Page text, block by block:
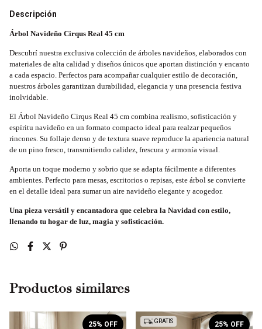
Descripción
Árbol Navideño Cirqus Real 45 cm
Descubrí nuestra exclusiva colección de árboles navideños, elaborados con
materiales de alta calidad y diseños únicos que aportan distinción y encanto
a cada espacio. Perfectos para acompañar cualquier estilo de decoración,
nuestros árboles garantizan durabilidad, elegancia y una presencia festiva
inolvidable.
El Árbol Navideño Cirqus Real 45 cm combina realismo, sofisticación y
espíritu navideño en un formato compacto ideal para realzar pequeños
rincones. Su follaje denso y de textura suave reproduce la apariencia natural
de un pino fresco, transmitiendo calidez, frescura y armonía visual.
Aporta un toque moderno y sobrio que se adapta fácilmente a diferentes
ambientes. Perfecto para mesas, escritorios o repisas, este árbol se convierte
en el detalle ideal para sumar un aire navideño elegante y acogedor.
Una pieza versátil y encantadora que celebra la Navidad con estilo,
llenando tu hogar de luz, magia y sofisticación.
Productos similares
25% OFF GRATIS 25% OFF